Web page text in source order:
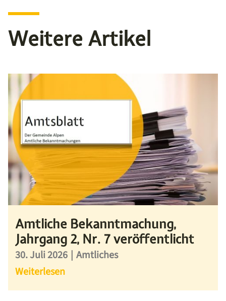
Weitere Artikel
Amtliche Bekanntmachung,
Jahrgang 2, Nr. 7 veröffentlicht
30. Juli 2026 | Amtliches
Weiterlesen